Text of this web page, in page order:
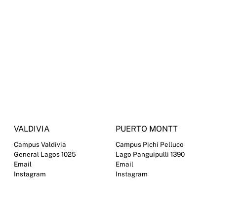
VALDIVIA
Campus Valdivia
General Lagos 1025
Email
Instagram
PUERTO MONTT
Campus Pichi Pelluco
Lago Panguipulli 1390
Email
Instagram